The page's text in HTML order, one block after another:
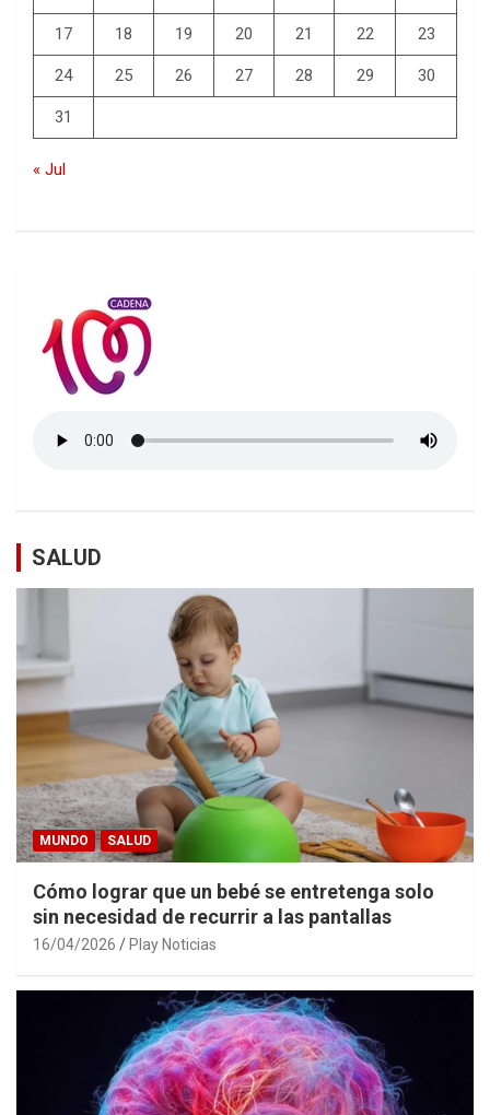
17 18 19 20 21 22 23
24 25 26 27 28 29 30
31
« Jul
SALUD
MUNDO SALUD
Cómo lograr que un bebé se entretenga solo
sin necesidad de recurrir a las pantallas
16/04/2026 Play Noticias